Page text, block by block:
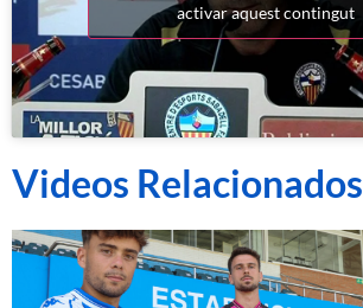
activar aquest contingut
Videos Relacionados